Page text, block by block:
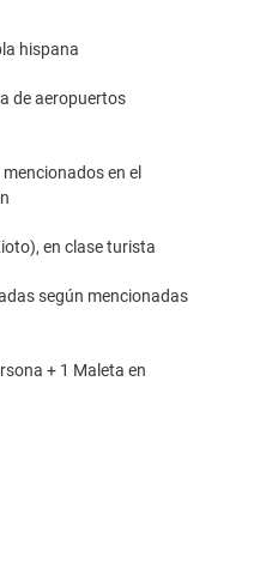
hispana
de aeropuertos
en el
en clase turista
según mencionadas
+ 1 Maleta en